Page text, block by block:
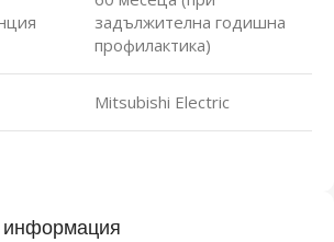
задължителна годишна
профилактика)
Mitsubishi Electric